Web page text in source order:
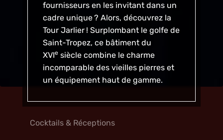
fournisseurs en les invitant dans un
cadre unique ? Alors, découvrez la
Tour Jarlier ! Surplombant le golfe de
Saint-Tropez, ce bâtiment du
XVIesiècle combine le charme
incomparable des vieilles pierres et
un équipement haut de gamme.
Cocktails & Réceptions